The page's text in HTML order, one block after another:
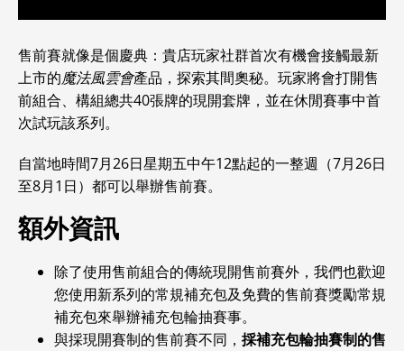
售前賽就像是個慶典：貴店玩家社群首次有機會接觸最新
上市的魔法風雲會產品，探索其間奧秘。玩家將會打開售
前組合、構組總共40張牌的現開套牌，並在休閒賽事中首
次試玩該系列。
自當地時間7月26日星期五中午12點起的一整週（7月26日
至8月1日）都可以舉辦售前賽。
額外資訊
除了使用售前組合的傳統現開售前賽外，我們也歡迎
您使用新系列的常規補充包及免費的售前賽獎勵常規
補充包來舉辦補充包輪抽賽事。
與採現開賽制的售前賽不同， 採補充包輪抽賽制的售